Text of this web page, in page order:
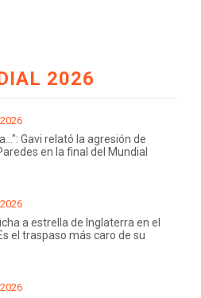
2026
Gavi relató la agresión de
en la final del Mundial
a estrella de Inglaterra en el
el traspaso más caro de su